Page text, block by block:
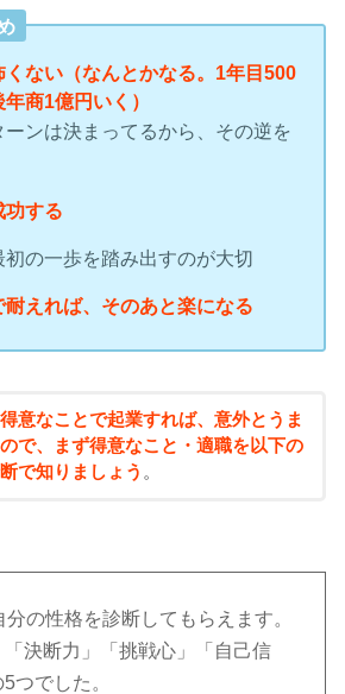
くない（なんとかなる。1年目500
商1億円いく）
ーンは決まってるから、その逆を
功する
初の一歩を踏み出すのが大切
えれば、そのあと楽になる
得意なことで起業すれば、意外とうま
ので、まず得意なこと・適職を以下の
で知りましょう 。
の性格を診断してもらえます。
決断力」「挑戦心」「自己信
つでした。